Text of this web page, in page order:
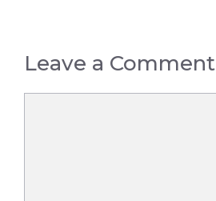
Leave a Comment